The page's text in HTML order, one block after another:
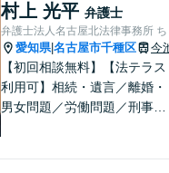
にした弁護を行います。現在
お困りごとのある方は、お気
軽にご相談ください。
村上 光平 弁護士
弁護士法人名古屋北法律事務所
愛知県|名古屋市千種区 今
【初回相談無料】【法テラス
利用可】相続・遺言／離婚・
男女問題／労働問題／刑事事